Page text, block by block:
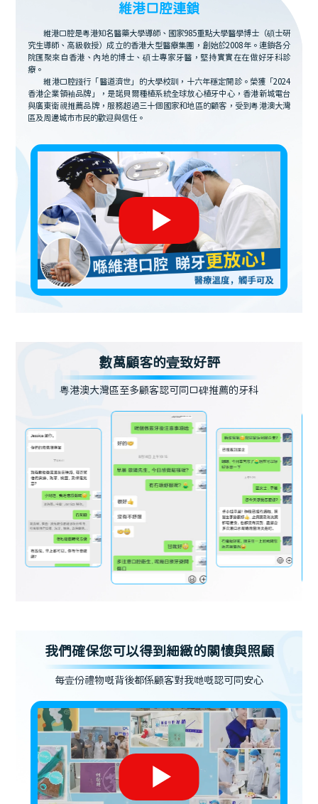
維港口腔連鎖
維港口腔是粵港知名醫藥大學導師、國家985重點大學醫學博士（碩士研
究生導師、高級教授）成立的香港大型醫療集團，創始於2008年。連鎖各分
院匯聚來自香港、內地的博士、碩士專家牙醫，堅持實實在在做好牙科診
療。
維港口腔踐行「醫道濟世」的大學校訓，十六年穩定開診。榮獲「2024
香港企業領袖品牌」，是諾貝爾種植系統全球放心植牙中心，香港新城電台
與廣東衛視推薦品牌，服務超過三十個國家和地區的顧客，受到粵港澳大灣
區及周邊城市市民的歡迎與信任。
數萬顧客的壹致好評
粵港澳大灣區至多顧客認可同口碑推薦的牙科
我們確保您可以得到細緻的關懷與照顧
每壹份禮物嘅背後都係顧客對我哋嘅認可同安心